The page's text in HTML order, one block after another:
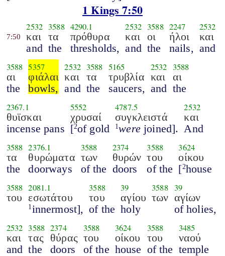
1 Kings 7:50
7:50
2532
και
and
3588
τα
the
4290.1
πρόθυρα
thresholds,
2532
και
and
3588
οι
the
2247
ήλοι
nails,
2532
και
and
3588
αι
the
5357
φιάλαι
bowls,
2532
και
and
3588
τα
the
5165
τρυβλία
saucers,
2532
και
and
3588
αι
the
2367.1
θυϊσκαι
incense pans
5552
χρυσαί
[2of gold
4787.5
συγκλειστά
1werejoined].
2532
και
And
3588
τα
the
2376.1
θυρώματα
doorways
3588
των
of the
2374
θυρών
doors
3588
του
of the
3624
οίκου
[2house
3588
του
2081.1
εσωτάτου
1 innermost],
3588
του
of the
39
αγίου
holy
3588
των
39
αγίων
of holies,
2532
και
and
3588
τας
the
2374
θύρας
doors
3588
του
of the
3624
οίκου
house
3588
του
of the
3485
ναού
temple